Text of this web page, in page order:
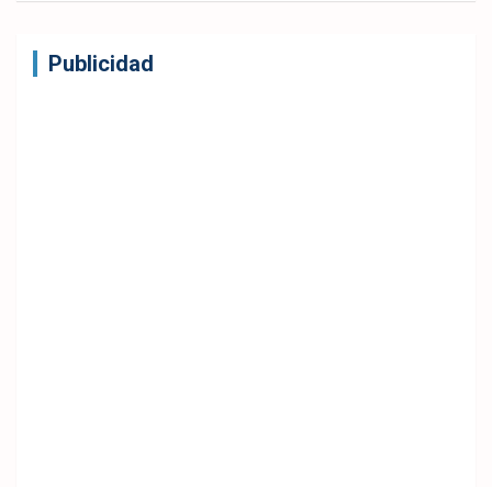
Publicidad